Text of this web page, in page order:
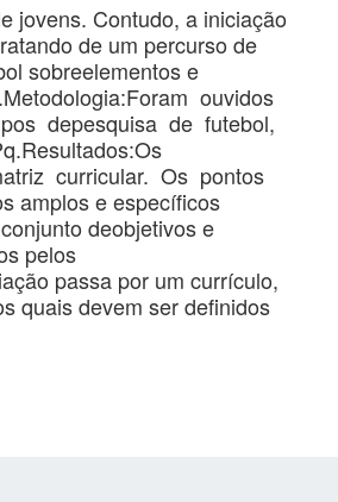
jovens. Contudo, a iniciação
de um percurso de
sobreelementos e
ouvidos
depesquisa de futebol,
curricular. Os pontos
amplos e específicos
deobjetivos e
pelos
passa por um currículo,
quais devem ser definidos